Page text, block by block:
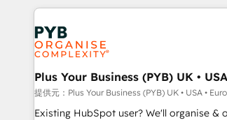
strategies that integrate data-driven
and revenue intelligence to help
smarter. 🔹 BOOMS: Demand generation for all your buyers
With BOOMS, you invest in 100% of your
accelerating your growth and positioning
undisputed leader. 🔹 BOOST: Optimize your digital
transformation process A methodology
Plus Your Business (PYB) UK •
提供元：Plus Your Business (PYB) UK • USA •
Existing HubSpot user? We'll organise &